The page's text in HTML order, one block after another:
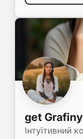
get
Інтуїтивний